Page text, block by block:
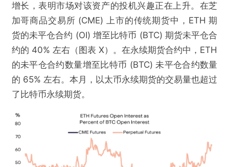
增长，表明市场对该资产的投机兴趣正在上升。在芝
加哥商品交易所 (CME) 上市的传统期货中，ETH 期
货的未平仓合约 (OI) 增至比特币 (BTC) 期货未平仓合
约的 40% 左右（图表 X）。在永续期货合约中，ETH
的未平仓合约数量增至比特币 (BTC) 未平仓合约数量
的 65% 左右。本月，以太币永续期货的交易量也超过
了比特币永续期货。